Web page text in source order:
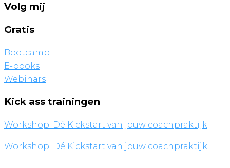
het
alleen
glad
je
wereldrecord
Volg mij
Gratis
Bootcamp
E-books
Webinars
Kick ass trainingen
Workshop: Dé Kickstart van jouw coachpraktijk
Workshop: Dé Kickstart van jouw coachpraktijk